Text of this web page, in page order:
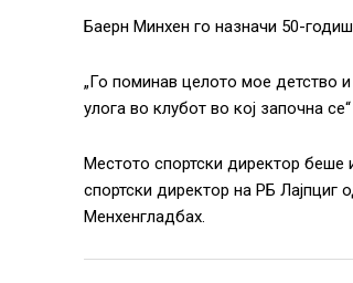
Баерн Минхен го назначи 50-
„Го поминав целото мое детство
улога во клубот во кој започна
Местото спортски директор беше
спортски директор на РБ Лајпциг
Менхенгладбах.